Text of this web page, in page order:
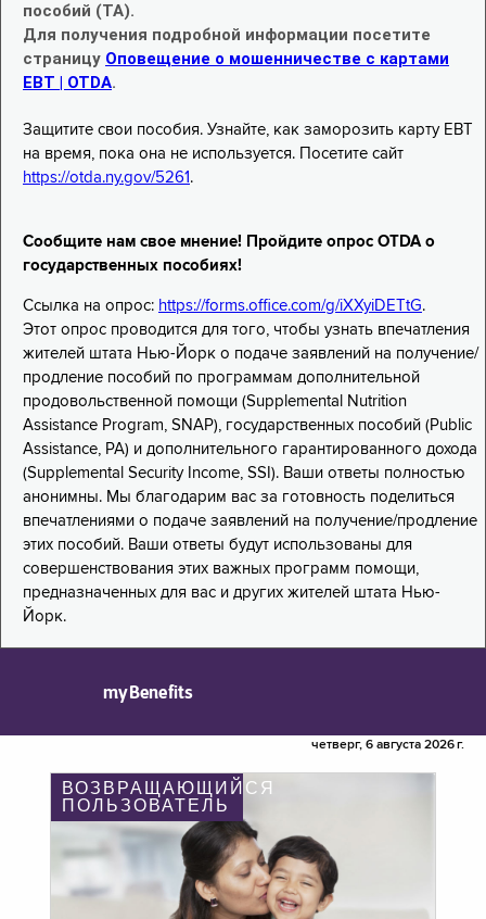
пособий (TA).
Для получения подробной информации посетите
страницу Оповещение о мошенничестве с картами
EBT | OTDA.
Защитите свои пособия. Узнайте, как заморозить карту EBT
на время, пока она не используется. Посетите сайт
https://otda.ny.gov/5261 .
Сообщите нам свое мнение! Пройдите опрос OTDA о
государственных пособиях!
Ссылка на опрос: https://forms.office.com/g/iXXyiDETtG.
Этот опрос проводится для того, чтобы узнать впечатления
жителей штата Нью-Йорк о подаче заявлений на получение/
продление пособий по программам дополнительной
продовольственной помощи (Supplemental Nutrition
Assistance Program, SNAP), государственных пособий (Public
Assistance, PA) и дополнительного гарантированного дохода
(Supplemental Security Income, SSI). Ваши ответы полностью
анонимны. Мы благодарим вас за готовность поделиться
впечатлениями о подаче заявлений на получение/продление
этих пособий. Ваши ответы будут использованы для
совершенствования этих важных программ помощи,
предназначенных для вас и других жителей штата Нью-
Йорк.
myBenefits
четверг, 6 августа 2026 г.
ВОЗВРАЩАЮЩИЙСЯ
ПОЛЬЗОВАТЕЛЬ